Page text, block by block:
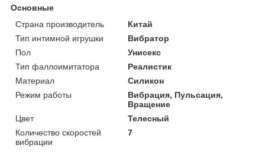
Основные
Страна производитель
Китай
Тип интимной игрушки
Вибратор
Пол
Унисекс
Тип фаллоимитатора
Реалистик
Материал
Силикон
Режим работы
Вибрация, Пульсация,
Вращение
Цвет
Телесный
Количество скоростей
вибрации
7